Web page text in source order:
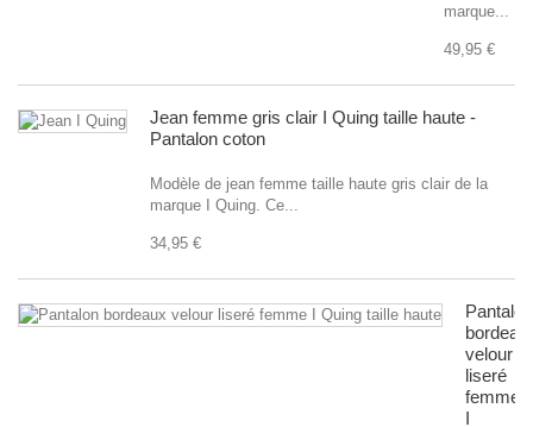
marque...
49,95 €
Jean femme gris clair I Quing taille haute -
Pantalon coton
Modèle de jean femme taille haute gris clair de la
marque I Quing. Ce...
34,95 €
Pantalon
velour
liseré
femme
I